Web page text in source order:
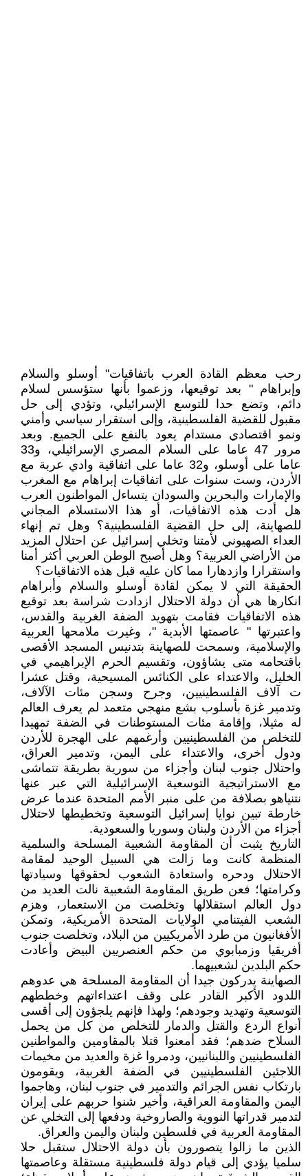
رحب معظم القادة العرب باتفاقيات" أوسلو والسلام
وإبراهام " بعد توقيعها، وزعموا بأنها ستؤسس لسلام
دائم، وتضع حدا للتوسع الإسرائيلي، وتؤدي إلى حل
مقبول للقضية الفلسطينية، وإلى استقرار سياسي وأمني
ونمو اقتصادي مستدام يعود بالنفع على الجميع. وبعد
مرور 47 عاما على السلام المصري الإسرائيلي، و33
عاما على أوسلو، و32 عاما على اتفاقية وادي عربة مع
الأردن، وست سنوات على اتفاقيات إبراهام مع المغرب
والإمارات والبحرين والسودان يتساءل المواطنون العرب
هل أدت هذه الاتفاقيات، أو هذا الاستسلام المجاني
للصهاينة، إلى حل القضية الفلسطينية؟ وهل تم إنهاء
العداء الصهيوني لأمتنا وتخلي إسرائيل عن احتلال المزيد
من الأراضي العربية؟ وهل أصبح الوطن العربي أكثر أمنا
واستقرارا وازدهارا مما كان عليه قبل هذه الاتفاقيات؟
الحقيقة التي لا يمكن لقادة أوسلو والسلام وأبراهام
انكارها هي أن دولة الاحتلال ازدادت شراسة بعد توقيع
هذه الاتفاقيات فقامت بتهويد الضفة الغربية والقدس،
واعتبرتها " عاصمتها الأبدية "، وغيرت ملامحها العربية
والإسلامية، وسمحت للصهاينة بتدنيس المسجد الأقصى
باقتحامه متى يشاؤون، وتقسيم الحرم الإبراهيمي في
الخليل، والاعتداء على الكنائس المسيحية، وقتل عشرا
ت آلاف الفلسطينيين، وجرح وسجن مئات الآلاف،
وتدمير غزة بأسلوب بشع منهجي متعمد لم يعرف العالم
له مثيلا، وإقامة مئات المستوطنات في الضفة تمهيدا
للتخلص من الفلسطينيين وأرغمهم على الهجرة للأردن
ودول أخرى، والاعتداء على اليمن، وتدمير العراق،
واحتلال جنوب لبنان وأجزاء من سورية بطريقة تتماشى
مع الاستراتيجية التوسعية الإسرائيلية التي عبر عنها
نتنياهو بصلافة من على منبر الأمم المتحدة عندما عرض
خارطة تبين نوايا إسرائيل التوسعية وتخطيطها لاحتلال
أجزاء من الأردن ولبنان وسوريا والسعودية.
التاريخ يثبت أن المقاومة الشعبية المسلحة والسلمية
المنظمة كانت وما زالت هي السبيل الوحيد لمقامة
الاحتلال ودحره واستعادة الشعوب لحقوقها وسيادتها
وكرامتها؛ فعن طريق المقاومة الشعبية نالت العديد من
دول العالم استقلالها وتخلصت من الاستعمار، وهزم
الشعب الفيتنامي الولايات المتحدة الأمريكية، وتمكن
الأفغانيون من طرد الأمريكيين من البلاد، وتخلصت جنوب
أفريقيا وزمبابوي من حكم العنصريين البيض وأعادت
حكم البلدين لشعبيهما.
الصهاينة يدركون جيدا أن المقاومة المسلحة هي عدوهم
اللدود الأكبر القادر على وقف اعتداءاتهم وخططهم
التوسعية وتهديد وجودهم؛ ولهذا فإنهم يلجؤون إلى أقسى
أنواع الردع والقتل والدمار للتخلص من كل من يحمل
السلاح ضدهم؛ فقد أمعنوا قتلا بالمقاومين والمواطنين
الفلسطينيين واللبنانيين، ودمروا غزة والعديد من مخيمات
اللاجئين الفلسطينيين في الضفة الغربية، ويقومون
بارتكاب نفس الجرائم والتدمير في جنوب لبنان، وهاجموا
اليمن والمقاومة العراقية، وأخير شنوا حربهم على إيران
لتدمير قدراتها النووية والصاروخية ودفعها إلى التخلي عن
المقاومة العربية في فلسطين ولبنان واليمن والعراق.
الذين ما زالوا يتصورون بأن دولة الاحتلال ستقبل حلا
سلميا يؤدي إلى قيام دولة فلسطينية مستقلة وعاصمتها